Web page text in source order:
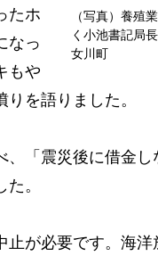
（写真）養殖
く小池書記局
女川町
たホ
なっ
もや
を語りました。
「震災後に借金し
。
が必要です。海洋